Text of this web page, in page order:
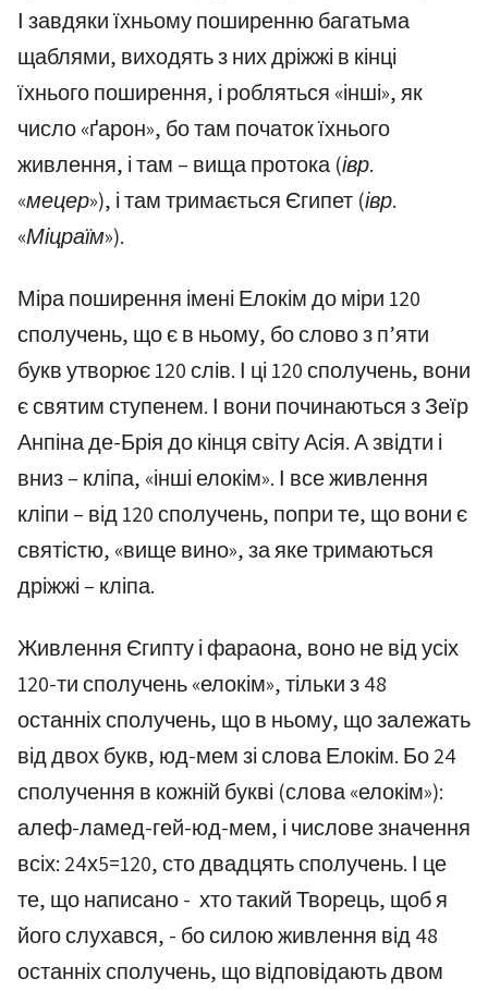
І завдяки їхньому поширенню багатьма
щаблями, виходять з них дріжжі в кінці
їхнього поширення, і робляться «інші», як
число «ґарон», бо там початок їхнього
живлення, і там – вища протока(івр.
«мецер»), і там тримається Єгипет (івр.
«Міцраїм»).
Міра поширення імені Елокім до міри 120
сполучень, що є в ньому, бо слово з п’яти
букв утворює 120 слів. І ці 120 сполучень, вони
є святим ступенем. І вони починаються з Зеїр
Анпіна де-Брія до кінця світу Асія. А звідти і
вниз – кліпа, «інші елокім». І все живлення
кліпи – від 120 сполучень, попри те, що вони є
святістю, «вище вино», за яке тримаються
дріжжі – кліпа.
Живлення Єгипту і фараона, воно не від усіх
120-ти сполучень «елокім», тільки з 48
останніх сполучень, що в ньому, що залежать
від двох букв, юд-мем зі слова Елокім. Бо 24
сполучення в кожній букві (слова «елокім»):
алеф-ламед-гей-юд-мем, і числове значення
всіх: 24х5=120, сто двадцять сполучень. І це
те, що написано - хто такий Творець, щоб я
його слухався, - бо силою живлення від 48
останніх сполучень, що відповідають двом